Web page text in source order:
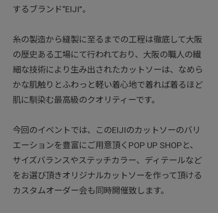
するブランド“EIJI”。
糸の製造から縫製に至るまでの工程は徹底して大阪
の歴史ある工場にて行われており、大阪の職人の繊
細な技術により生み出されたカットソーは、なめら
かな肌触りとふわっと軽い着心地で着れば着るほど
肌に馴染む最高級のクオリティーです。
今回のイベントでは、このEIJIのカットソーのバリ
エーションを豊富にご用意頂くPOP UP SHOPと、
サイズバランスやステッチカラー、ディテールなど
をお選び頂きオリジナルカットソーを作って頂ける
カスタムオーダー会も同時開催致します。